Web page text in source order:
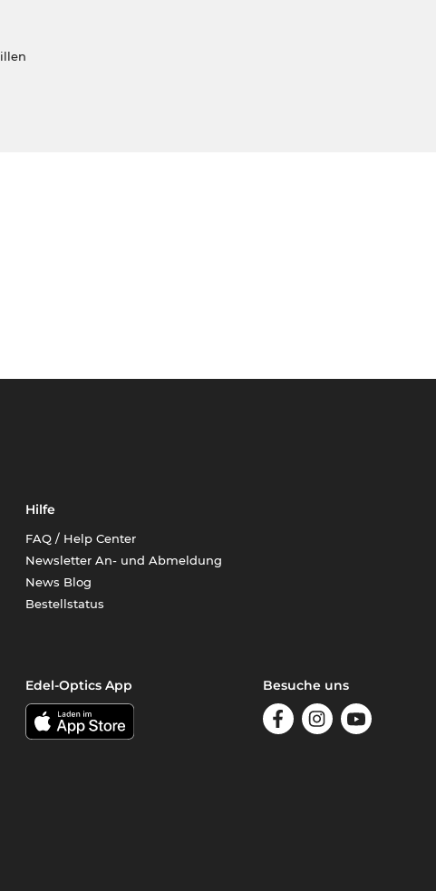
Hilfe
FAQ / Help Center
Newsletter An- und Abmeldung
News Blog
Bestellstatus
Edel-Optics App Besuche uns